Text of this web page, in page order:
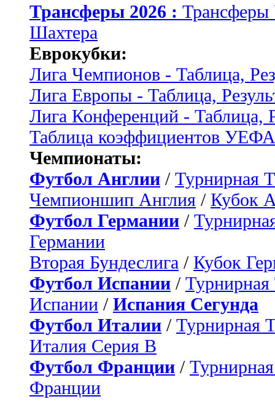
Трансферы 2026 :
Шахтера
Еврокубки:
Лига Чемпионов - Таблица,
Лига Европы - Таблица,
Лига Конференций - Таблица,
Таблица коэффициентов УЕФА
Чемпионаты:
Футбол Англии / Турнирная
Чемпионшип Англия / Кубок
Футбол Германии /
Германии
Вторая Бундеслига / Кубок
Футбол Испании / Турнирная
Испании / Испания Сегунда
Футбол Италии / Турнирная
Италия Серия B
Футбол Франции /
Франции